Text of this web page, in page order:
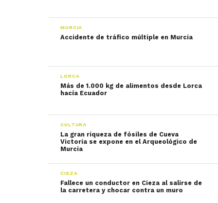
MURCIA
Accidente de tráfico múltiple en Murcia
LORCA
Más de 1.000 kg de alimentos desde Lorca
hacía Ecuador
CULTURA
La gran riqueza de fósiles de Cueva
Victoria se expone en el Arqueológico de
Murcia
CIEZA
Fallece un conductor en Cieza al salirse de
la carretera y chocar contra un muro